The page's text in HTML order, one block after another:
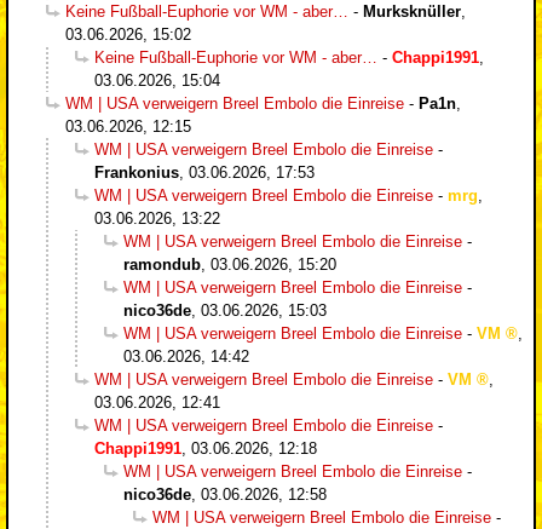
Keine Fußball-Euphorie vor WM - aber…
- Murksknüller
03.06.2026, 15:02
Keine Fußball-Euphorie vor WM - aber…
- Chappi1991
03.06.2026, 15:04
WM | USA verweigern Breel Embolo die Einreise - Pa1n
03.06.2026, 12:15
WM | USA verweigern Breel Embolo die Einreise -
Frankonius 03.06.2026, 17:53
WM | USA verweigern Breel Embolo die Einreise - mrg
03.06.2026, 13:22
WM | USA verweigern Breel Embolo die Einreise -
ramondub 03.06.2026, 15:20
WM | USA verweigern Breel Embolo die Einreise -
nico36de 03.06.2026, 15:03
WM | USA verweigern Breel Embolo die Einreise - VM
03.06.2026, 14:42
WM | USA verweigern Breel Embolo die Einreise - VM
03.06.2026, 12:41
WM | USA verweigern Breel Embolo die Einreise -
Chappi1991 03.06.2026, 12:18
WM | USA verweigern Breel Embolo die Einreise -
nico36de 03.06.2026, 12:58
WM | USA verweigern Breel Embolo die Einreise -